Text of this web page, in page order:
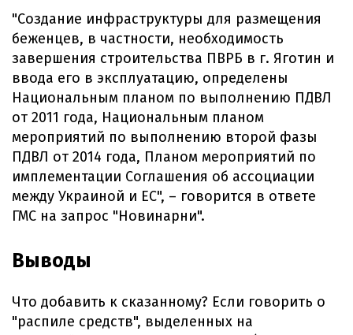
"Создание инфраструктуры для размещения
беженцев, в частности, необходимость
завершения строительства ПВРБ в г. Яготин и
ввода его в эксплуатацию, определены
Национальным планом по выполнению ПДВЛ
от 2011 года, Национальным планом
мероприятий по выполнению второй фазы
ПДВЛ от 2014 года, Планом мероприятий по
имплементации Соглашения об ассоциации
между Украиной и ЕС", – говорится в ответе
ГМС на запрос "Новинарни".
Выводы
Что добавить к сказанному? Если говорить о
"распиле средств", выделенных на